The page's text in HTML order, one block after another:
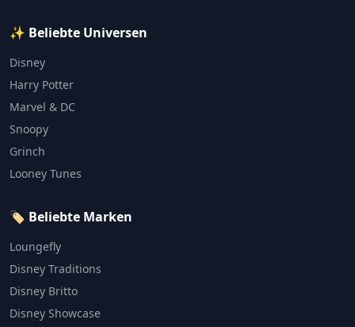
✨ Beliebte Universen
Disney
Harry Potter
Marvel & DC
Snoopy
Grinch
Looney Tunes
🏷️ Beliebte Marken
Loungefly
Disney Traditions
Disney Britto
Disney Showcase